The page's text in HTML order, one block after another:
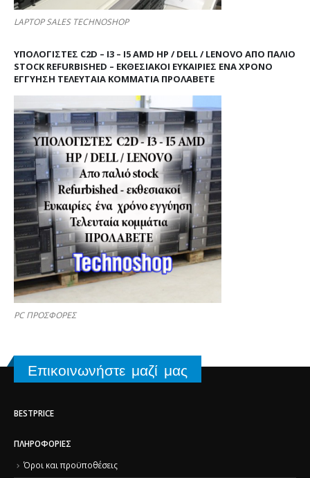
LAPTOP SALES TECHNOSHOP
ΥΠΟΛΟΓΙΣΤΕΣ C2D – I3 – I5 AMD HP / DELL / LENOVO ΑΠΟ ΠΑΛΙΌ
STOCK REFURBISHED – ΕΚΘΕΣΙΑΚΟΊ ΕΥΚΑΙΡΊΕΣ ΈΝΑ ΧΡΌΝΟ
ΕΓΓΎΗΣΗ ΤΕΛΕΥΤΑΊΑ ΚΟΜΜΆΤΙΑ ΠΡΟΛΑΒΕΤΕ
PC ΠΡΟΣΦΟΡΕΣ
Επικοινωνήστε μαζί μας
BESTPRICE
ΠΛΗΡΟΦΟΡΊΕΣ
Όροι και προϋποθέσεις